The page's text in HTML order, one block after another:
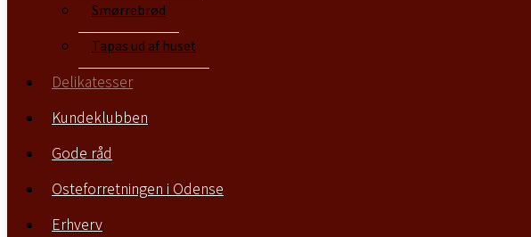
Tapas ud af huset
Delikatesser
Kundeklubben
Gode råd
Osteforretningen i Odense
Smørrebrød
Tapas ud af huset
Delikatesser
Kundeklubben
Gode råd
Osteforretningen i Odense
Erhverv